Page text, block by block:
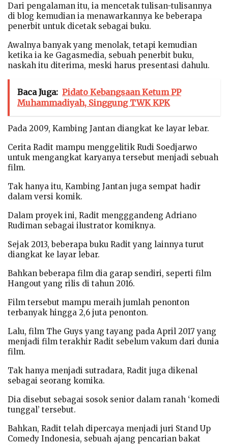
Dari pengalaman itu, ia mencetak tulisan-tulisannya
di blog kemudian ia menawarkannya ke beberapa
penerbit untuk dicetak sebagai buku.
Awalnya banyak yang menolak, tetapi kemudian
ketika ia ke Gagasmedia, sebuah penerbit buku,
naskah itu diterima, meski harus presentasi dahulu.
Baca Juga: Pidato Kebangsaan Ketum PP
Muhammadiyah, Singgung TWK KPK
Pada 2009, Kambing Jantan diangkat ke layar lebar.
Cerita Radit mampu menggelitik Rudi Soedjarwo
untuk mengangkat karyanya tersebut menjadi sebuah
film.
Tak hanya itu, Kambing Jantan juga sempat hadir
dalam versi komik.
Dalam proyek ini, Radit mengggandeng Adriano
Rudiman sebagai ilustrator komiknya.
Sejak 2013, beberapa buku Radit yang lainnya turut
diangkat ke layar lebar.
Bahkan beberapa film dia garap sendiri, seperti film
Hangout yang rilis di tahun 2016.
Film tersebut mampu meraih jumlah penonton
terbanyak hingga 2,6 juta penonton.
Lalu, film The Guys yang tayang pada April 2017 yang
menjadi film terakhir Radit sebelum vakum dari dunia
film.
Tak hanya menjadi sutradara, Radit juga dikenal
sebagai seorang komika.
Dia disebut sebagai sosok senior dalam ranah ‘komedi
tunggal’ tersebut.
Bahkan, Radit telah dipercaya menjadi juri Stand Up
Comedy Indonesia, sebuah ajang pencarian bakat